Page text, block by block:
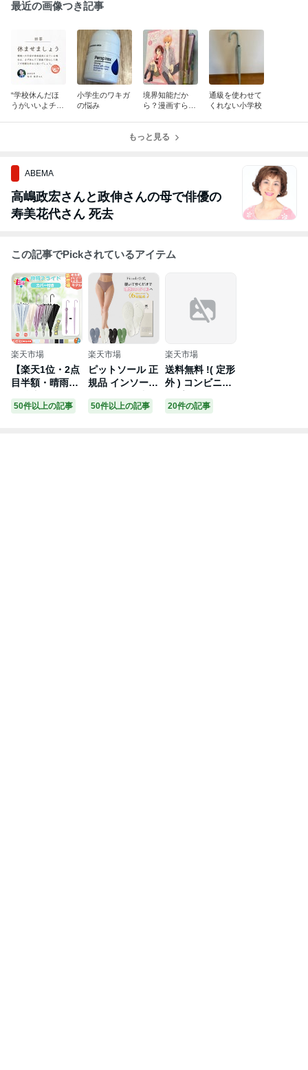
最近の画像つき記事
“学校休んだほ
うがいいよチェ
小学生のワキガ
の悩み
境界知能だか
ら？漫画すら読
通級を使わせて
くれない小学校
もっと見る
ABEMA
高嶋政宏さんと政伸さんの母で俳優の
寿美花代さん 死去
この記事でPickされているアイテム
楽天市場
【楽天1位・2点
目半額・晴雨兼
加】スライドカ
50件以上の記事
楽天市場
ピットソール 正
規品 インソール
姿勢 矯正 立ち
50件以上の記事
楽天市場
送料無料 !( 定形
外 ) コンビニカ
真空 タンブラー
20件の記事